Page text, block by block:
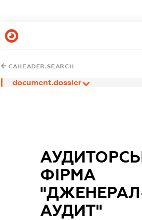
CAHEADER.SEARCH
document.dossier
ФІРМА
АУДИТ"